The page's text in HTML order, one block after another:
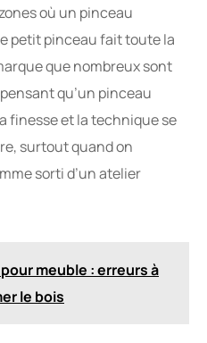
où un pinceau
petit pinceau fait toute la
que nombreux sont
qu’un pinceau
finesse et la technique se
surtout quand on
sorti d’un atelier
meuble : erreurs à
le bois